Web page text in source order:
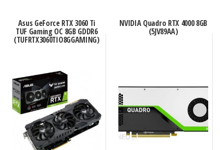
Asus GeForce RTX 3060 Ti
TUF Gaming OC 8GB GDDR6
(TUFRTX3060TIO8GGAMING)
NVIDIA Quadro RTX 4000 8GB
(5JV89AA)